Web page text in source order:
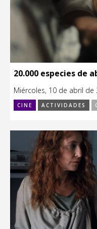
20.000 especies de
Miércoles, 10 de abril de
CINE ACTIVIDADES